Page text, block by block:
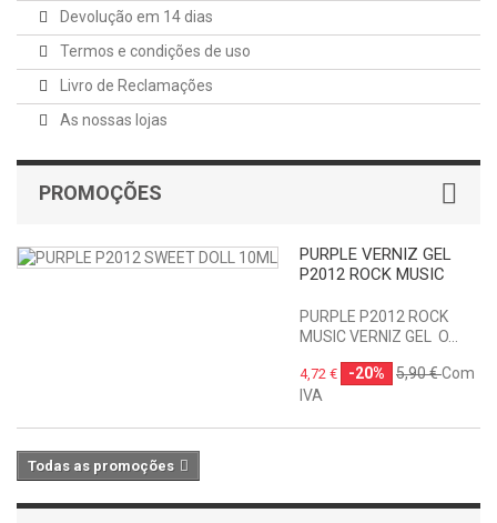
Devolução em 14 dias
Termos e condições de uso
Livro de Reclamações
As nossas lojas
PROMOÇÕES
PURPLE VERNIZ GEL
P2012 ROCK MUSIC
PURPLE P2012 ROCK
MUSIC VERNIZ GEL O...
4,72 € -20% 5,90 €Com
IVA
Todas as promoções